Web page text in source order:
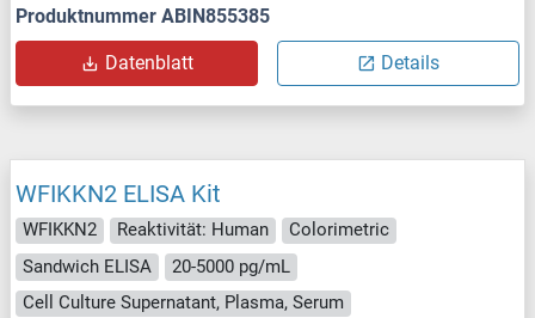
Produktnummer ABIN855385
Datenblatt Details
WFIKKN2 ELISA Kit
WFIKKN2 Reaktivität: Human
Colorimetric
Sandwich ELISA
20-5000 pg/mL
Cell Culture Supernatant, Plasma, Serum